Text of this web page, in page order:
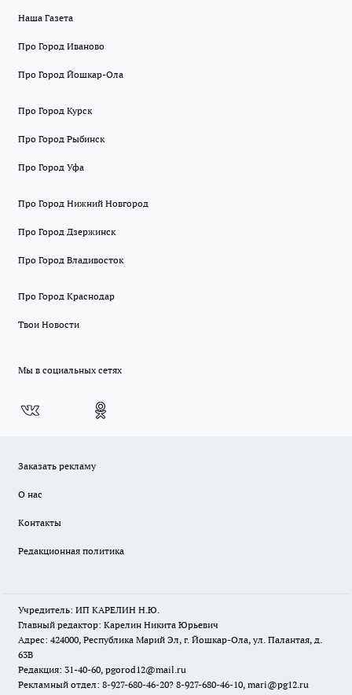
Наша Газета
Про Город Иваново
Про Город Йошкар-Ола
Про Город Курск
Про Город Рыбинск
Про Город Уфа
Про Город Нижний Новгород
Про Город Дзержинск
Про Город Владивосток
Про Город Краснодар
Твои Новости
Мы в социальных сетях
Заказать рекламу
О нас
Контакты
Редакционная политика
Учредитель: ИП КАРЕЛИН Н.Ю.
Главный редактор: Карелин Никита Юрьевич
Адрес: 424000, Республика Марий Эл, г. Йошкар-Ола, ул. Палантая, д.
63В
Редакция: 31-40-60, pgorod12@mail.ru
Рекламный отдел: 8-927-680-46-20? 8-927-680-46-10, mari@pg12.ru